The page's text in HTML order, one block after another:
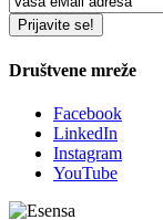
Društvene mreže
Facebook
LinkedIn
Instagram
YouTube